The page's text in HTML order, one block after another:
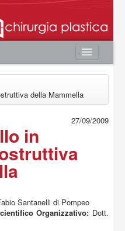
della Mammella
27/09/2009
in
Santanelli di Pompeo
Organizzativo: Dott.